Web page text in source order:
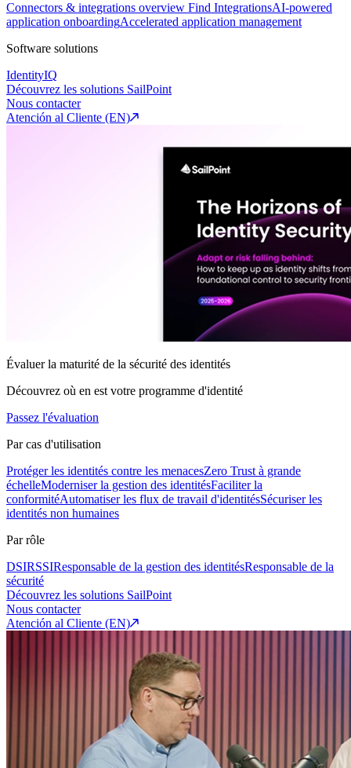
Connectors & integrations overview Find IntegrationsAI-powered
application onboardingAccelerated application management
Software solutions
IdentityIQ
Découvrez les solutions SailPoint
Nous contacter
Atención al Cliente (EN)
Évaluer la maturité de la sécurité des identités
Découvrez où en est votre programme d'identité
Passez l'évaluation
Par cas d'utilisation
Protéger les identités contre les menacesZero Trust à grande
échelleModerniser la gestion des identitésFaciliter la
conformitéAutomatiser les flux de travail d'identitésSécuriser les
identités non humaines
Par rôle
DSIRSSIResponsable de la gestion des identitésResponsable de la
sécurité
Découvrez les solutions SailPoint
Nous contacter
Atención al Cliente (EN)